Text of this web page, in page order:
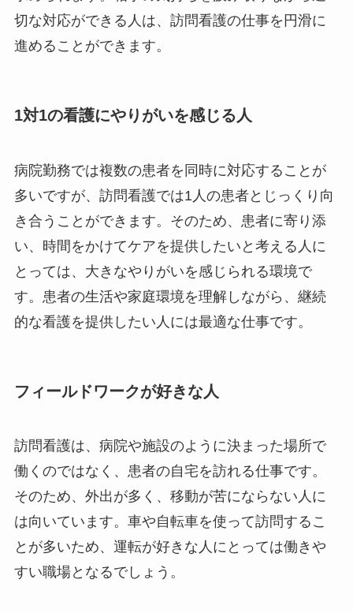
切な対応ができる人は、訪問看護の仕事を円滑に
進めることができます。
1対1の看護にやりがいを感じる人
病院勤務では複数の患者を同時に対応することが
多いですが、訪問看護では1人の患者とじっくり向
き合うことができます。そのため、患者に寄り添
い、時間をかけてケアを提供したいと考える人に
とっては、大きなやりがいを感じられる環境で
す。患者の生活や家庭環境を理解しながら、継続
的な看護を提供したい人には最適な仕事です。
フィールドワークが好きな人
訪問看護は、病院や施設のように決まった場所で
働くのではなく、患者の自宅を訪れる仕事です。
そのため、外出が多く、移動が苦にならない人に
は向いています。車や自転車を使って訪問するこ
とが多いため、運転が好きな人にとっては働きや
すい職場となるでしょう。